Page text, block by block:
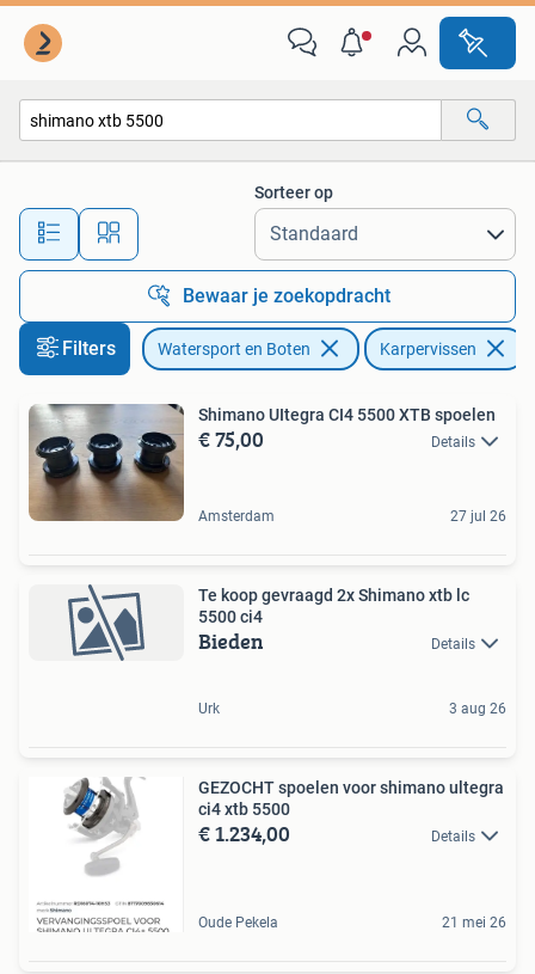
Alle afstanden…
Sorteer op
Bewaar je zoekopdracht
Filters Watersport en Boten Karpervissen
Shimano UItegra CI4 5500 XTB spoelen
€ 75,00 Details
Amsterdam 27 jul 26
Te koop gevraagd 2x Shimano xtb lc
5500 ci4
Bieden Details
Urk 3 aug 26
GEZOCHT spoelen voor shimano ultegra
ci4 xtb 5500
€ 1.234,00 Details
Oude Pekela 21 mei 26